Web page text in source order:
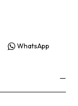
WhatsApp